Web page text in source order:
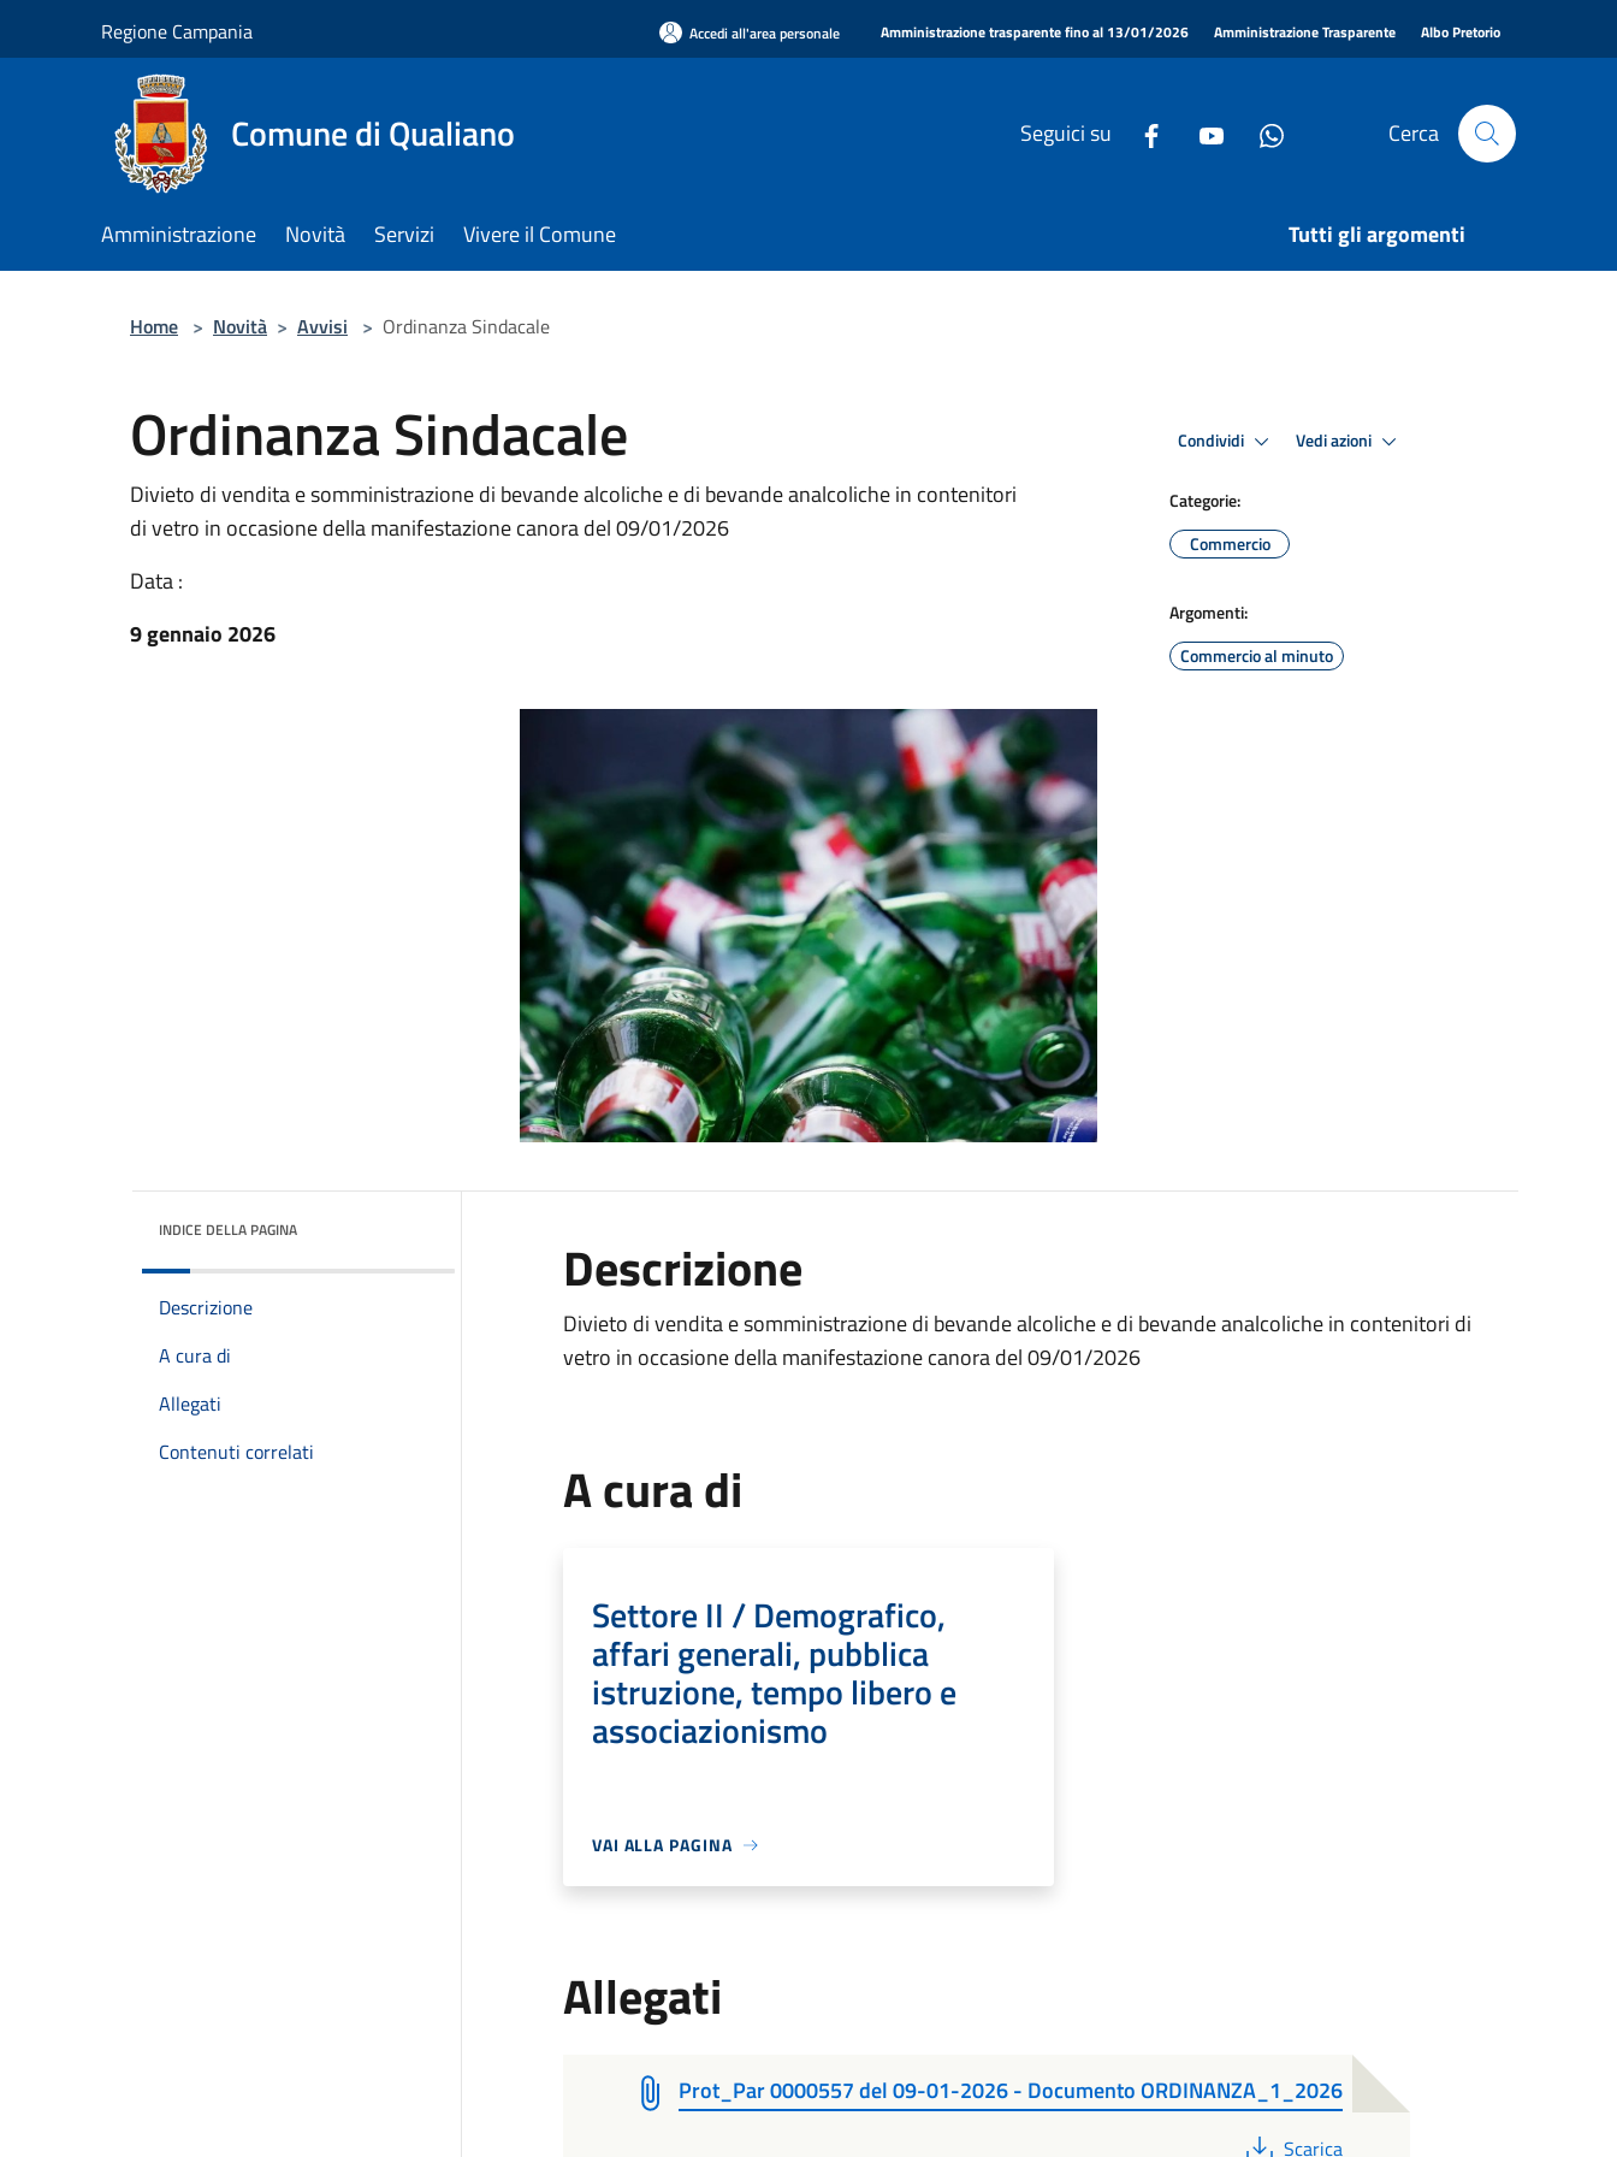
Regione Campania Accedi all'area personale Amministrazione trasparente fino al 13/01/2026 Amministrazione Trasparente Albo Pretorio
Comune di Qualiano Seguici su Cerca
Amministrazione Novità Servizi Vivere il Comune Tutti gli argomenti
Home > Novità > Avvisi > Ordinanza Sindacale
Ordinanza Sindacale
Divieto di vendita e somministrazione di bevande alcoliche e di bevande analcoliche in contenitori
di vetro in occasione della manifestazione canora del 09/01/2026
Data :
9 gennaio 2026
Condividi Vedi azioni
Categorie:
Commercio
Argomenti:
Commercio al minuto
INDICE DELLA PAGINA
Descrizione
A cura di
Allegati
Contenuti correlati
Descrizione
Divieto di vendita e somministrazione di bevande alcoliche e di bevande analcoliche in contenitori di
vetro in occasione della manifestazione canora del 09/01/2026
A cura di
Settore II / Demografico,
affari generali, pubblica
istruzione, tempo libero e
associazionismo
VAI ALLA PAGINA
Allegati
Prot_Par 0000557 del 09-01-2026 - Documento ORDINANZA_1_2026
PDF
Scarica